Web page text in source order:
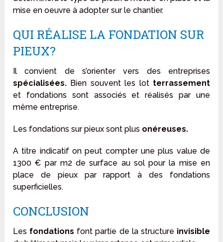
mise en oeuvre à adopter sur le chantier.
QUI RÉALISE LA FONDATION SUR
PIEUX?
Il convient de s’orienter vers des entreprises
spécialisées. Bien souvent les lot terrassement
et fondations sont associés et réalisés par une
même entreprise.
Les fondations sur pieux sont plus onéreuses.
A titre indicatif on peut compter une plus value de
1300 € par m2 de surface au sol pour la mise en
place de pieux par rapport à des fondations
superficielles.
CONCLUSION
Les fondations font partie de la structure invisible